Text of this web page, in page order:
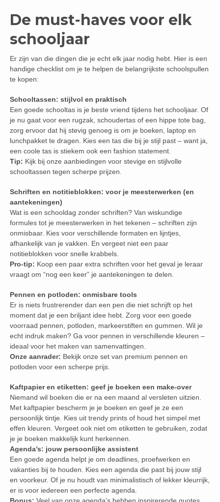
De must-haves voor elk
schooljaar
Er zijn van die dingen die je echt elk jaar nodig hebt. Hier is een
handige checklist om je te helpen de belangrijkste schoolspullen
te kopen:
Schooltassen: stijlvol en praktisch
Een goede schooltas is je beste vriend tijdens het schooljaar. Of
je nu gaat voor een rugzak, schoudertas of een hippe tote bag,
zorg ervoor dat hij stevig genoeg is om je boeken, laptop en
lunchpakket te dragen. Kies een tas die bij je stijl past – want ja,
een coole tas is stiekem ook een fashion statement.
Tip: Kijk bij onze aanbiedingen voor stevige en stijlvolle
schooltassen tegen scherpe prijzen.
Schriften en notitieblokken: voor je meesterwerken (en
aantekeningen)
Wat is een schooldag zonder schriften? Van wiskundige
formules tot je meesterwerken in het tekenen – schriften zijn
onmisbaar. Kies voor verschillende formaten en lijntjes,
afhankelijk van je vakken. En vergeet niet een paar
notitieblokken voor snelle krabbels.
Pro-tip: Koop een paar extra schriften voor het geval je leraar
vraagt om “nog een keer” je aantekeningen te delen.
Pennen en potloden: onmisbare tools
Er is niets frustrerender dan een pen die niet schrijft op het
moment dat je een briljant idee hebt. Zorg voor een goede
voorraad pennen, potloden, markeerstiften en gummen. Wil je
echt indruk maken? Ga voor pennen in verschillende kleuren –
ideaal voor het maken van samenvattingen.
Onze aanrader: Bekijk onze set van premium pennen en
potloden voor een scherpe prijs.
Kaftpapier en etiketten: geef je boeken een make-over
Niemand wil boeken die er na een maand al versleten uitzien.
Met kaftpapier bescherm je je boeken en geef je ze een
persoonlijk tintje. Kies uit trendy prints of houd het simpel met
effen kleuren. Vergeet ook niet om etiketten te gebruiken, zodat
je je boeken makkelijk kunt herkennen.
Agenda’s: jouw persoonlijke assistent
Een goede agenda helpt je om deadlines, proefwerken en
vakanties bij te houden. Kies een agenda die past bij jouw stijl
en voorkeur. Of je nu houdt van minimalistisch of lekker kleurrijk,
er is voor iedereen een perfecte agenda.